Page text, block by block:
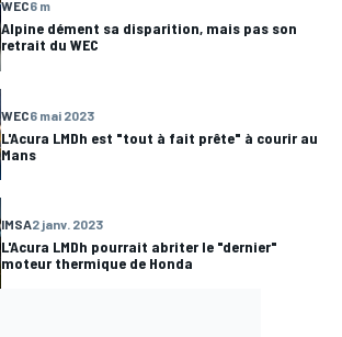
WEC6 m
Alpine dément sa disparition, mais pas son
retrait du WEC
WEC6 mai 2023
L'Acura LMDh est "tout à fait prête" à courir au
Mans
IMSA2 janv. 2023
L'Acura LMDh pourrait abriter le "dernier"
moteur thermique de Honda